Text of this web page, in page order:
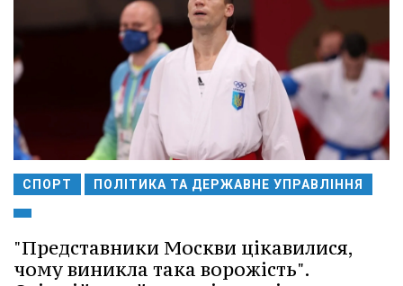
СПОРТ ПОЛІТИКА ТА ДЕРЖАВНЕ УПРАВЛІННЯ
"Представники Москви цікавилися,
чому виникла така ворожість".